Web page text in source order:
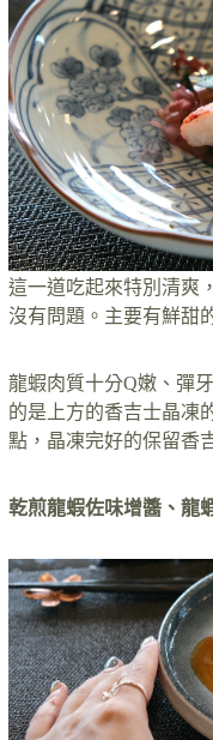
這一道吃起來特別清爽
沒有問題。主要有鮮甜
龍蝦肉質十分Q嫩、彈
的是上方的香吉士晶凍
點，晶凍完好的保留香
乾煎龍蝦佐味增醬、龍